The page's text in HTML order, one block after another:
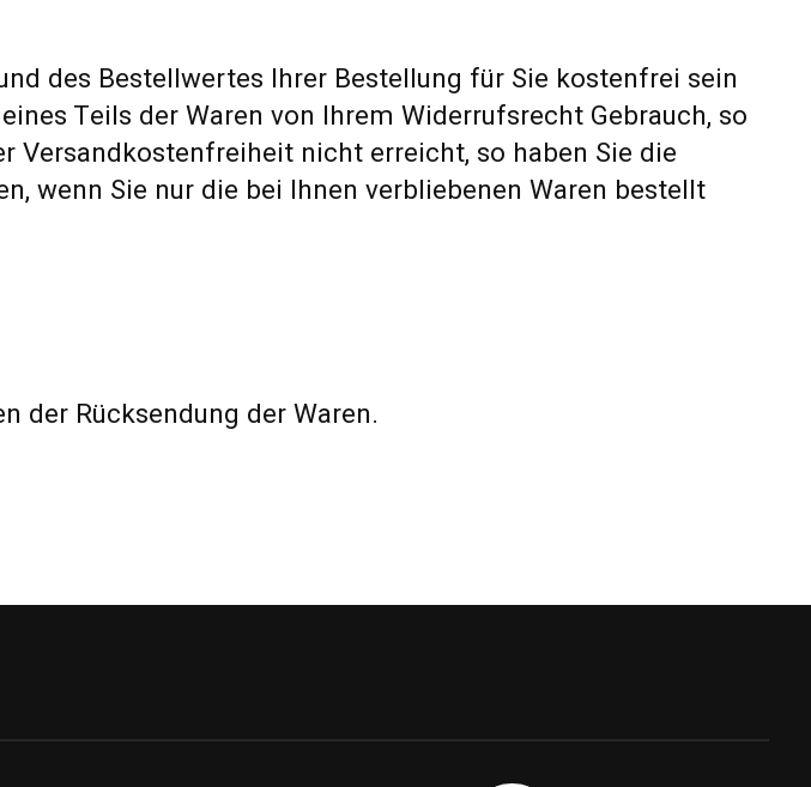
des Bestellwertes Ihrer Bestellung für Sie kostenfrei sein
Teils der Waren von Ihrem Widerrufsrecht Gebrauch, so
Versandkostenfreiheit nicht erreicht, so haben Sie die
wenn Sie nur die bei Ihnen verbliebenen Waren bestellt
der Rücksendung der Waren.